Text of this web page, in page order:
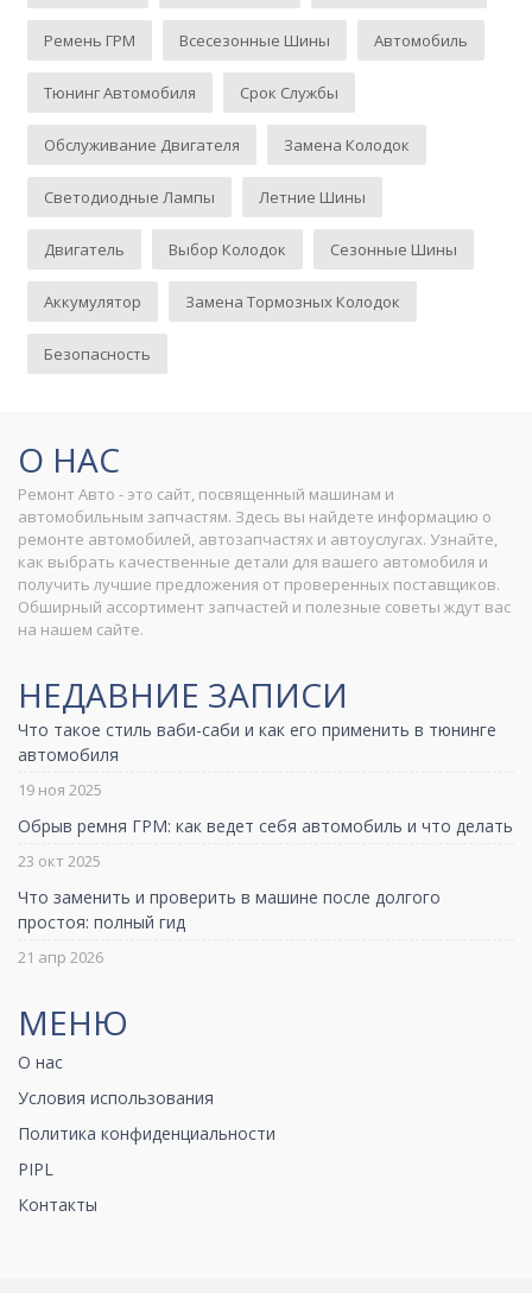
Ремень ГРМ Всесезонные Шины Автомобиль
Тюнинг Автомобиля Срок Службы
Обслуживание Двигателя Замена Колодок
Светодиодные Лампы Летние Шины
Двигатель Выбор Колодок Сезонные Шины
Аккумулятор Замена Тормозных Колодок
Безопасность
О НАС
Ремонт Авто - это сайт, посвященный машинам и
автомобильным запчастям. Здесь вы найдете информацию о
ремонте автомобилей, автозапчастях и автоуслугах. Узнайте,
как выбрать качественные детали для вашего автомобиля и
получить лучшие предложения от проверенных поставщиков.
Обширный ассортимент запчастей и полезные советы ждут вас
на нашем сайте.
НЕДАВНИЕ ЗАПИСИ
Что такое стиль ваби-саби и как его применить в тюнинге
автомобиля
19 ноя 2025
Обрыв ремня ГРМ: как ведет себя автомобиль и что делать
23 окт 2025
Что заменить и проверить в машине после долгого
простоя: полный гид
21 апр 2026
МЕНЮ
О нас
Условия использования
Политика конфиденциальности
PIPL
Контакты